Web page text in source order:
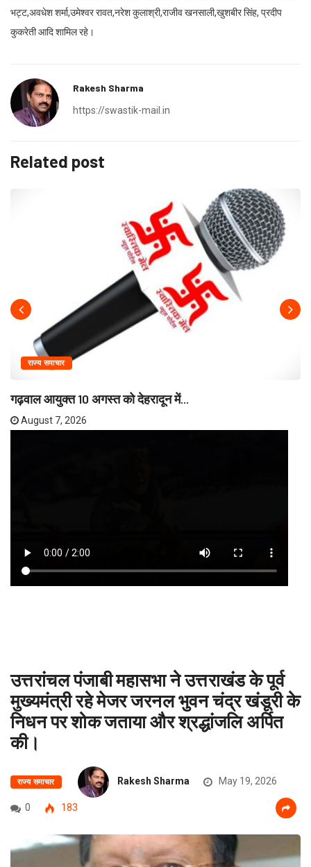
भट्ट,अवधेश शर्मा,उमेश्वर रावत,नरेश कुलाश्री,राजीव खनसाली,खुशबीर सिंह, प्रदीप
कुकरेती आदि शामिल रहे।
Rakesh Sharma
https://swastik-mail.in
Related post
राज्य समाचार
गढ़वाल आयुक्त 10 अगस्त को देहरादून में...
August 7, 2026
उत्तरांचल पंजाबी महासभा ने उत्तराखंड के पूर्व
मुख्यमंत्री रहे मेजर जरनल भुवन चंद्र खंडूरी के
निधन पर शोक जताया और श्रद्धांजलि अर्पित
की।
राज्य समाचार Rakesh Sharma May 19, 2026
0 183